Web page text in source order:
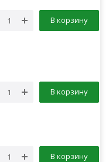
В корзину
В корзину
В корзину